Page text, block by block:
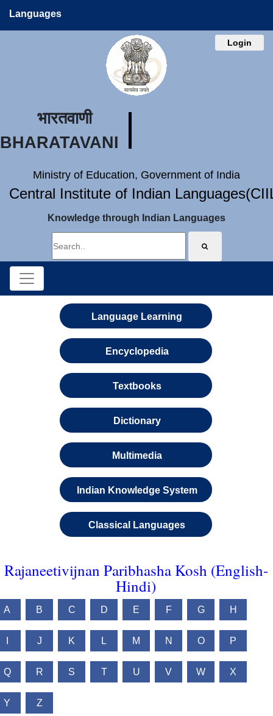
Languages
Login
भारतवाणी
BHARATAVANI
Ministry of Education, Government of India
Central Institute of Indian
Knowledge through Indian Languages
Language Learning
Encyclopedia
Textbooks
Dictionary
Multimedia
Indian Knowledge System
Classical Languages
Rajaneetivijnan Paribhasha Kosh (English-
Hindi)
A B C D E F G H
J K L M N O P
Q R S T U V W X
Y Z